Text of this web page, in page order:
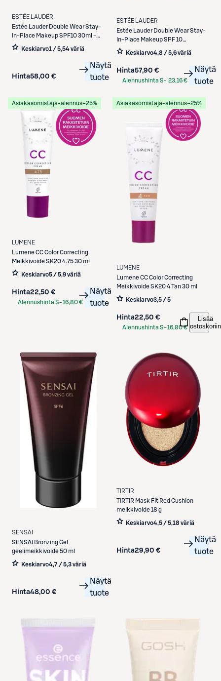
ESTÉE LAUDER
Estée Lauder Double Wear Stay-
In-Place Makeup SPF10 30ml -
meikkivoide
Keskiarvo1 / 5,54 väriä
Hinta58,00 €
Näytä
tuote
ESTÉE LAUDER
Estée Lauder Double Wear Stay-
In-Place Makeup SPF 10
meikkivoide 30 ml
Keskiarvo4,8 / 5,6 väriä
Hinta57,90 €
Alennushinta S- 23,16 €
Näytä
tuote
Asiakasomistaja-alennus−25%
LUMENE
LumeneCC Color Correcting
Meikkivoide SK20 4.75 30 ml
Keskiarvo5 / 5,9 väriä
Hinta22,50 €
Alennushinta S-16,80 €
Näytä
tuote
Asiakasomistaja-alennus−25%
LUMENE
LumeneCC Color Correcting
Meikkivoide SK20 4 Tan 30 ml
Keskiarvo3,5 / 5
Hinta22,50 €
Alennushinta S-16,80 €
Lisää
ostoskoriin
SENSAI
SENSAI Bronzing Gel
geelimeikkivoide 50 ml
Keskiarvo4,7 / 5,3 väriä
Hinta48,00 €
Näytä
tuote
TIRTIR
TIRTIR Mask Fit Red Cushion
meikkivoide 18 g
Keskiarvo4,5 / 5,18 väriä
Hinta29,90 €
Näytä
tuote